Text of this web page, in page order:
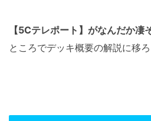
【5Cテレポート】がなんだか凄
ところでデッキ概要の解説に移ろ